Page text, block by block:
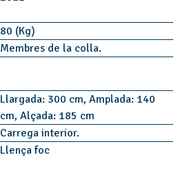
80 (Kg)
Membres de la colla.
Llargada: 300 cm, Amplada: 140
cm, Alçada: 185 cm
Carrega interior.
Llença foc